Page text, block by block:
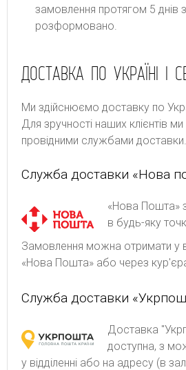
замовлення протягом 5 днів
розформовано.
ДОСТАВКА ПО УКРАЇНІ І
Ми здійснюємо доставку по
Для зручності наших клієнтів
провідними службами доставки.
Служба доставки «Нова
«Нова Пошта»
в будь-яку
Замовлення можна отримати у
«Нова Пошта» або через
Служба доставки
Доставка
доступна, з
у відділенні або на адресу (в